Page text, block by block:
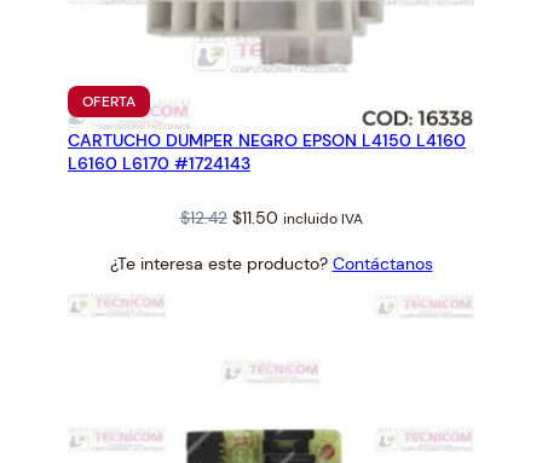
c
t
i
d
OFERTAPRODUCTO
EN
OFERTA
CARTUCHO DUMPER NEGRO EPSON L4150 L4160
L6160 L6170 #1724143
$12.42 Original
was:
$11.50Current
is:
incluido IVA
¿Te interesa este producto? Contáctanos